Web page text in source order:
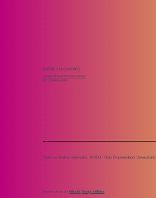
ENTRE EM CONTATO
contato@ceucomvoce.com.br
(21) 96963-4316
Todos os direitos reservados. ® CEU - Ciclo Empreendedor Universitário
Desenvolvido porMSocial | Design e Mídias